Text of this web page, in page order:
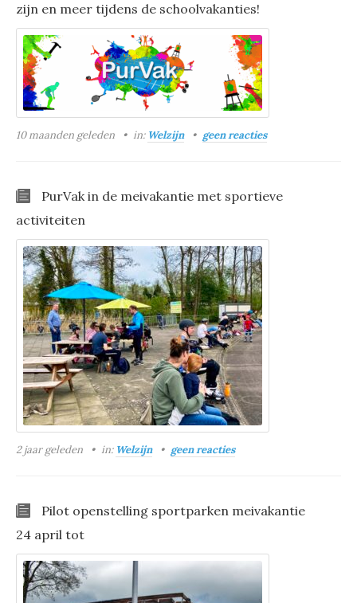
zijn en meer tijdens de schoolvakanties!
10 maanden geleden in: Welzijn geen reacties
PurVak in de meivakantie met sportieve
activiteiten
2 jaar geleden in: Welzijn geen reacties
Pilot openstelling sportparken meivakantie
24 april tot